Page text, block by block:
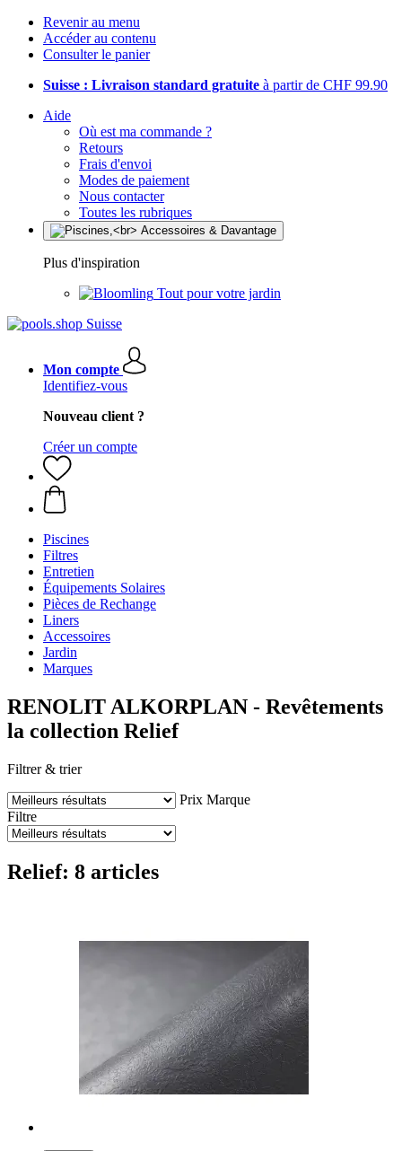
Revenir au menu
Accéder au contenu
Consulter le panier
Suisse : Livraison standard gratuite à partir de CHF 99.90
Aide
Où est ma commande ?
Retours
Frais d'envoi
Modes de paiement
Nous contacter
Toutes les rubriques
Plus d'inspiration
Tout pour votre jardin
Mon compte
Identifiez-vous
Nouveau client ?
Créer un compte
Piscines
Filtres
Entretien
Équipements Solaires
Pièces de Rechange
Liners
Accessoires
Jardin
Marques
RENOLIT ALKORPLAN - Revêtements
la collection Relief
Filtrer & trier
Prix Marque
Filtre
Relief: 8 articles